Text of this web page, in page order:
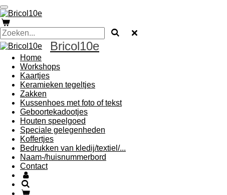
Ga
direct
naar
de
hoofdinhoudBricol10e
Home
Workshops
Kaartjes
Keramieken tegeltjes
Zakken
Kussenhoes met foto of tekst
Geboortekadootjes
Houten speelgoed
Speciale gelegenheden
Koffertjes
Bedrukken van kledij/textiel/...
Naam-/huisnummerbord
Contact